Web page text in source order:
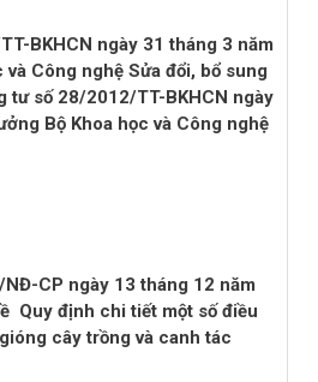
BKHCN ngày 31 tháng 3 năm
và Công nghệ Sửa đổi, bổ sung
tư số 28/2012/TT-BKHCN ngày
Bộ Khoa học và Công nghệ
CP ngày 13 tháng 12 năm
Quy định chi tiết một số điều
cây trồng và canh tác